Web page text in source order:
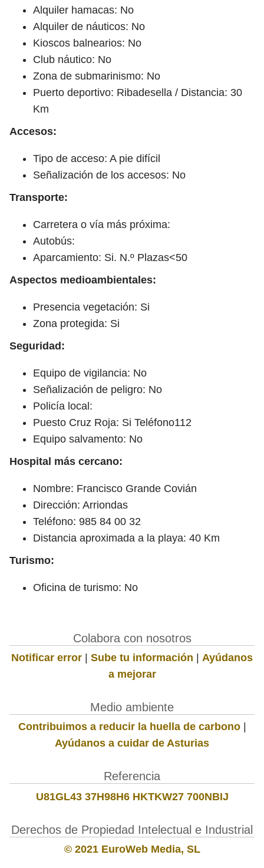
Alquiler hamacas: No
Alquiler de náuticos: No
Kioscos balnearios: No
Club náutico: No
Zona de submarinismo: No
Puerto deportivo: Ribadesella / Distancia: 30
Km
Accesos:
Tipo de acceso: A pie difícil
Señalización de los accesos: No
Transporte:
Carretera o vía más próxima:
Autobús:
Aparcamiento: Si. N.º Plazas<50
Aspectos medioambientales:
Presencia vegetación: Si
Zona protegida: Si
Seguridad:
Equipo de vigilancia: No
Señalización de peligro: No
Policía local:
Puesto Cruz Roja: Si Teléfono112
Equipo salvamento: No
Hospital más cercano:
Nombre: Francisco Grande Covián
Dirección: Arriondas
Teléfono: 985 84 00 32
Distancia aproximada a la playa: 40 Km
Turismo:
Oficina de turismo: No
Colabora con nosotros
Notificar error | Sube tu información | Ayúdanos
a mejorar
Medio ambiente
Contribuimos a reducir la huella de carbono|
Ayúdanos a cuidar de Asturias
Referencia
U81GL43 37H98H6 HKTKW27 700NBIJ
Derechos de Propiedad Intelectual e Industrial
© 2021 EuroWeb Media, SL